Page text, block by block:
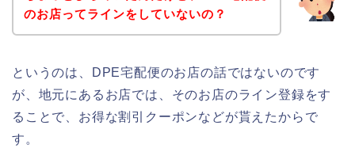
のお店ってラインをしていないの？
というのは、DPE宅配便のお店の話ではないのです
が、地元にあるお店では、そのお店のライン登録をす
ることで、お得な割引クーポンなどが貰えたからで
す。